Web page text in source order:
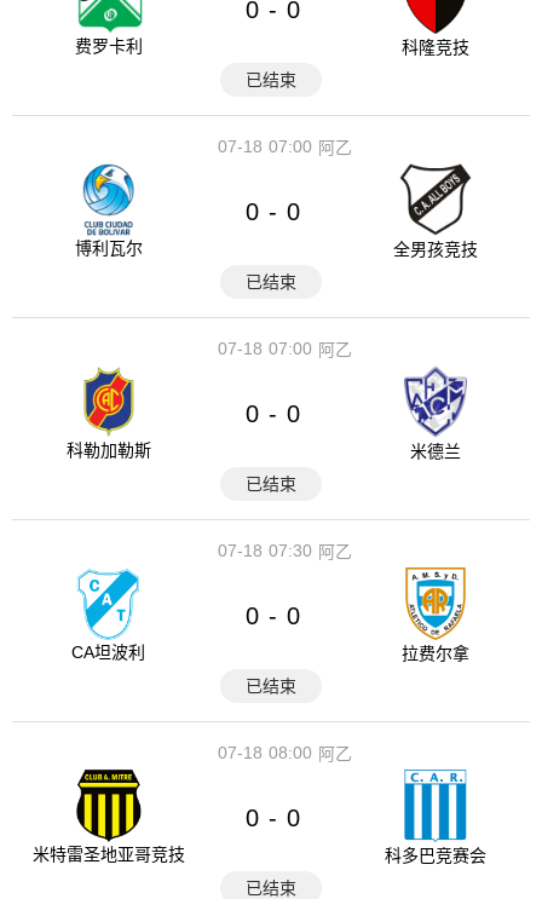
费罗卡利
0 - 0
科隆竞技
已结束
07:00
07-18 阿乙
博利瓦尔
0 - 0
全男孩竞技
已结束
07:00
07-18 阿乙
科勒加勒斯
0 - 0
米德兰
已结束
07:30
07-18 阿乙
CA坦波利
0 - 0
拉费尔拿
已结束
08:00
07-18 阿乙
米特雷圣地亚哥竞技
0 - 0
科多巴竞赛会
已结束